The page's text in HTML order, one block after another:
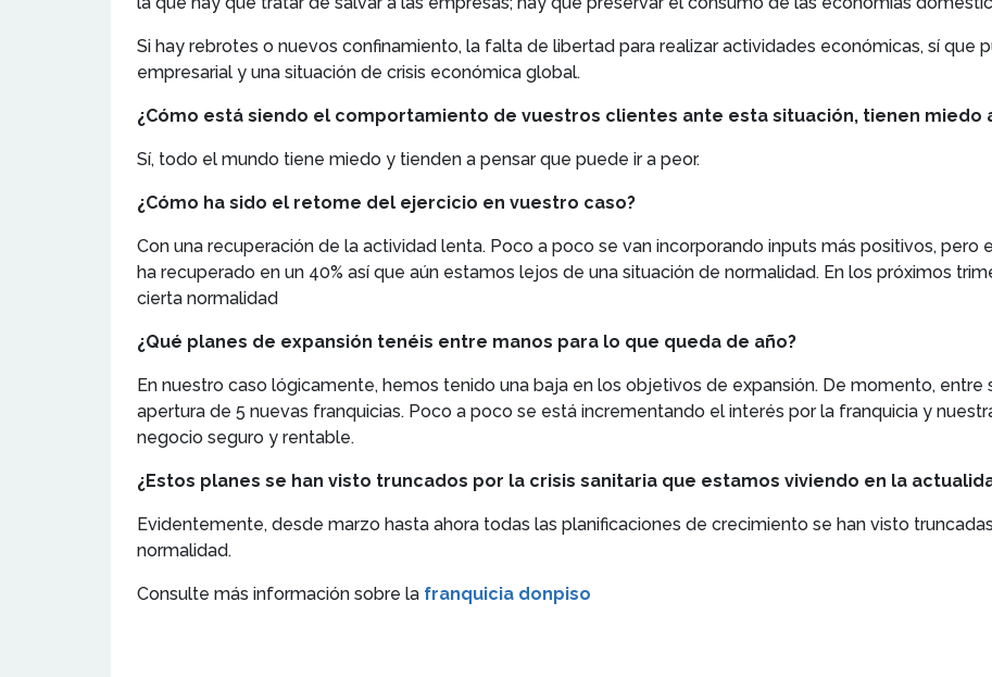
Si hay rebrotes o nuevos confinamiento, la falta de libertad para realizar actividades económicas, sí que
empresarial y una situación de crisis económica global.
¿Cómo está siendo el comportamiento de vuestros clientes ante esta situación, tienen miedo
Sí, todo el mundo tiene miedo y tienden a pensar que puede ir a peor.
¿Cómo ha sido el retome del ejercicio en vuestro caso?
Con una recuperación de la actividad lenta. Poco a poco se van incorporando inputs más positivos, pero
ha recuperado en un 40% así que aún estamos lejos de una situación de normalidad. En los próximos
cierta normalidad
¿Qué planes de expansión tenéis entre manos para lo que queda de año?
En nuestro caso lógicamente, hemos tenido una baja en los objetivos de expansión. De momento,
apertura de 5 nuevas franquicias. Poco a poco se está incrementando el interés por la franquicia y
negocio seguro y rentable.
¿Estos planes se han visto truncados por la crisis sanitaria que estamos viviendo en la
Evidentemente, desde marzo hasta ahora todas las planificaciones de crecimiento se han visto
normalidad.
Consulte más información sobre la franquicia donpiso